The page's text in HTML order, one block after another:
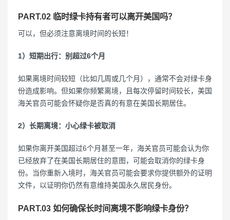
PART.02 临时绿卡持有者可以离开美国吗？
可以，但必须注意离境时间的长短！
1）短期出行：别超过6个月
如果离境时间较短（比如几周或几个月），通常不会对绿卡身
份造成影响。但如果你频繁离境，且每次停留时间较长，美国
海关官员可能会怀疑你是否真的有意在美国长期居住。
2）长期离境：小心绿卡被取消
如果你离开美国超过6个月甚至一年，海关官员可能会认为你
已经放弃了在美国长期居住的意图，可能会取消你的绿卡身
份。当你重新入境时，海关官员可能会要求你提供额外的证明
文件，以证明你仍然有意维持美国永久居民身份。
PART.03 如何确保长时间离境不影响绿卡身份？